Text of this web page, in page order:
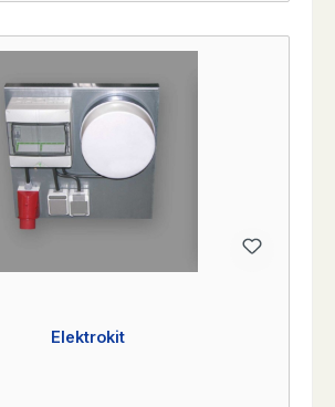
Elektrokit